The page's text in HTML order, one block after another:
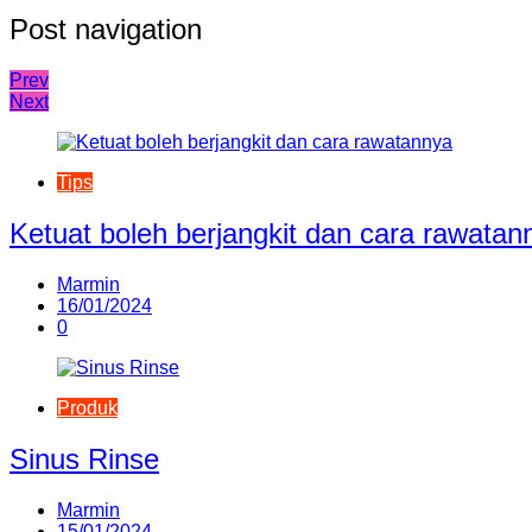
Post navigation
Prev
Next
Tips
Ketuat boleh berjangkit dan cara
Marmin
16/01/2024
0
Produk
Sinus Rinse
Marmin